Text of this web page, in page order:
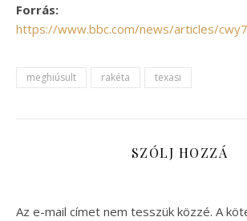
Forrás:
https://www.bbc.com/news/articles/
meghiúsult rakéta texasi
SZÓLJ HOZZÁ
Az e-mail címet nem tesszük közzé. A